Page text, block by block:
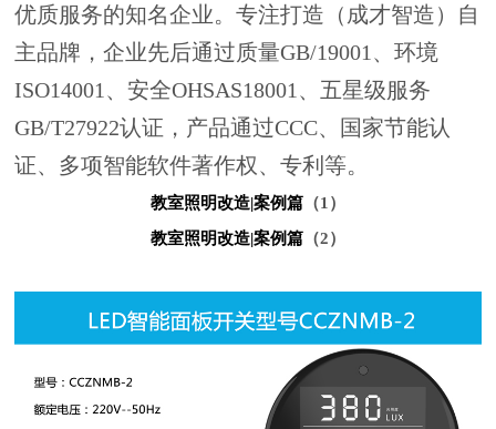
优质服务的知名企业。专注打造（成才智造）自
主品牌，企业先后通过质量GB/19001、环境
ISO14001、安全OHSAS18001、五星级服务
GB/T27922认证，产品通过CCC、国家节能认
证、多项智能软件著作权、专利等。
教室照明改造|案例篇 （1）
教室照明改造|案例篇 （2）